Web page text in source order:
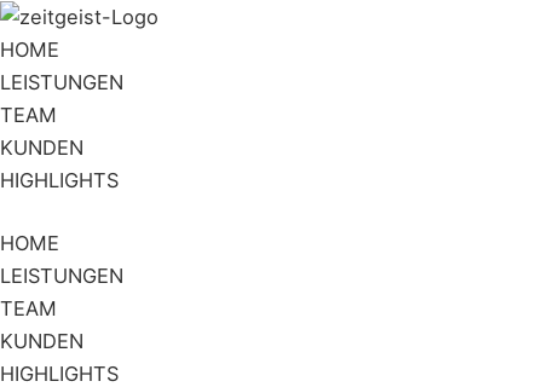
Zum
Inhalt
springen
HOME
LEISTUNGEN
TEAM
KUNDEN
HIGHLIGHTS
HOME
LEISTUNGEN
TEAM
KUNDEN
HIGHLIGHTS
Flyout
Menu